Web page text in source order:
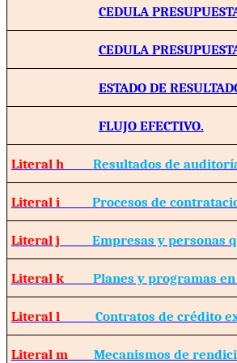
CEDULA
CEDULA
ESTADO DE
FLUJO EFECTIVO.
Literal h Resultados de
Literal i Procesos de
Literal j Empresas y personas
Literal k Planes y programas
Literal l Contratos de crédito
Literal m Mecanismos de